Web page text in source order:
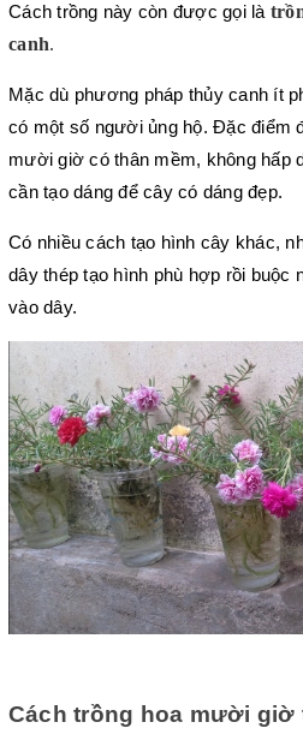
Cách trồng này còn được gọi là
canh.
Mặc dù phương pháp thủy canh ít
có một số người ủng hộ. Đặc điểm
mười giờ có thân mềm, không hấp
cần tạo dáng để cây có dáng đẹp.
Có nhiều cách tạo hình cây khác,
dây thép tạo hình phù hợp rồi buộc
vào dây.
Cách trồng hoa mười giờ